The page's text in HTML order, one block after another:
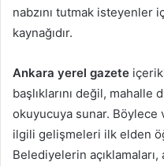
nabzını tutmak isteyenler
kaynağıdır.
Ankara yerel gazete
başlıklarını değil, mahalle
okuyucuya sunar. Böylece
ilgili gelişmeleri ilk elden
Belediyelerin açıklamaları,